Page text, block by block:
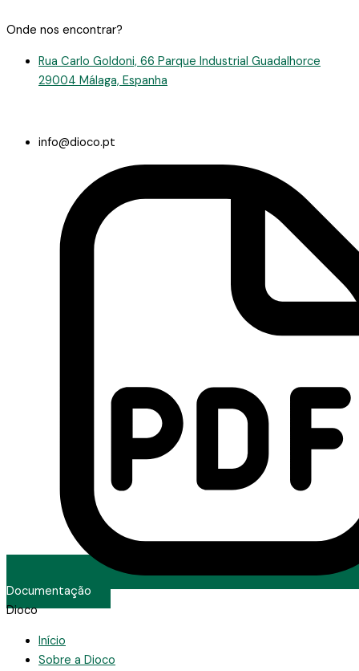
Onde nos encontrar?
Rua Carlo Goldoni, 66 Parque Industrial Guadalhorce
29004 Málaga, Espanha
info@dioco.pt
Documentação
Dioco
Início
Sobre a Dioco